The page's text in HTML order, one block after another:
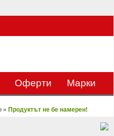
Оферти Mарки
» Продуктът не бе намерен!